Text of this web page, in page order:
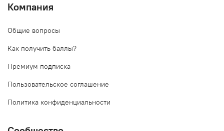
Компания
Общие вопросы
Как получить баллы?
Премиум подписка
Пользовательское соглашение
Политика конфиденциальности